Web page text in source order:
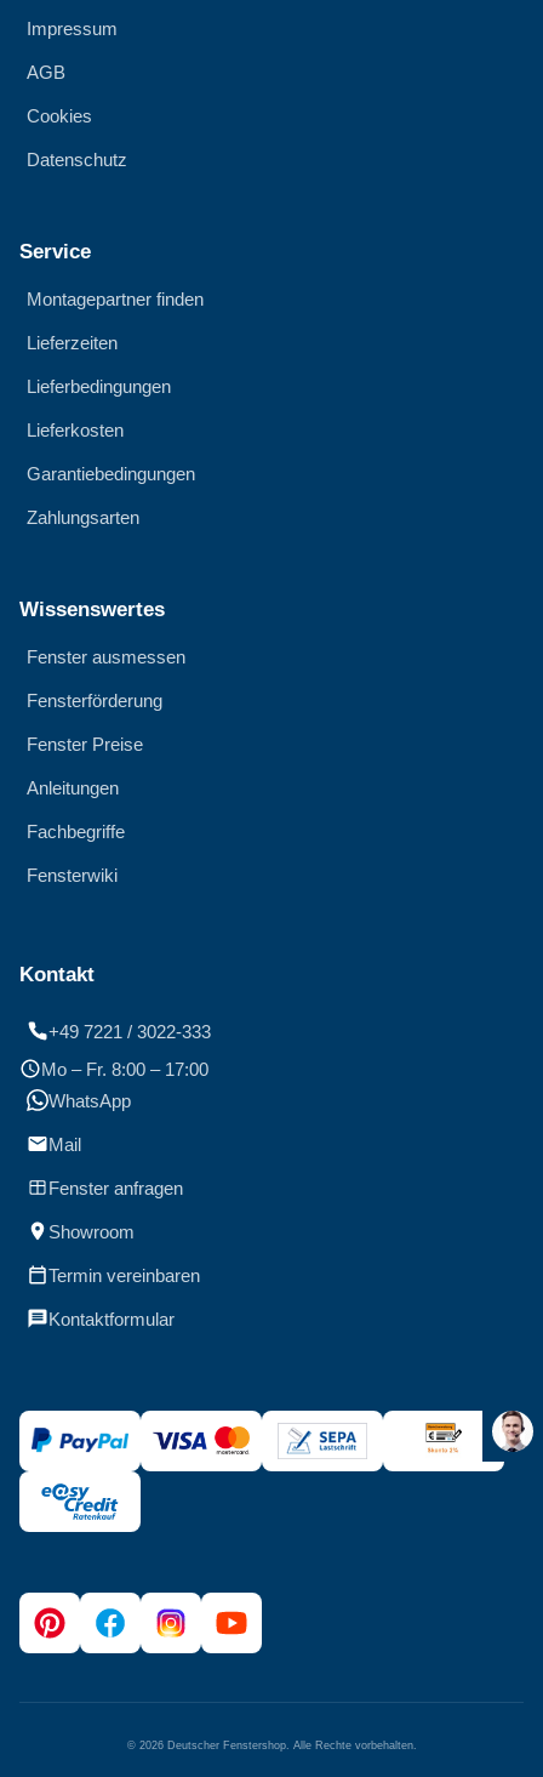
Impressum
AGB
Cookies
Datenschutz
Service
Montagepartner finden
Lieferzeiten
Lieferbedingungen
Lieferkosten
Garantiebedingungen
Zahlungsarten
Wissenswertes
Fenster ausmessen
Fensterförderung
Fenster Preise
Anleitungen
Fachbegriffe
Fensterwiki
Kontakt
+49 7221 / 3022-333
Mo – Fr. 8:00 – 17:00
WhatsApp
Mail
Fenster anfragen
Showroom
Termin vereinbaren
Kontaktformular
© 2026Deutscher Fenstershop. Alle Rechte vorbehalten.